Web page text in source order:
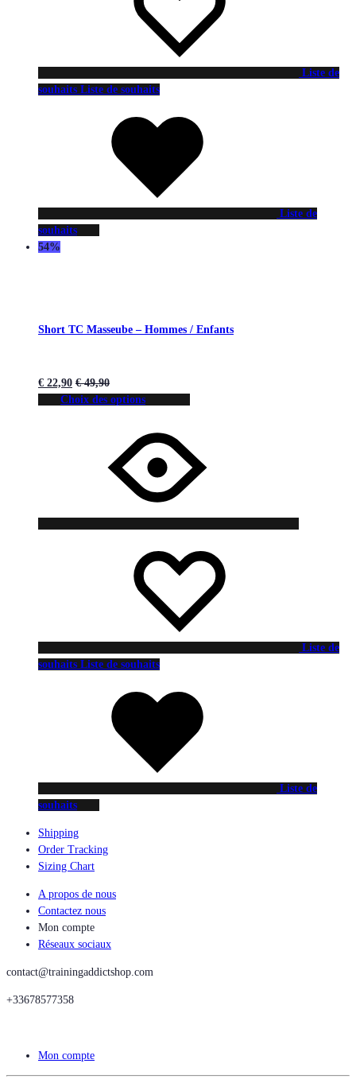
Liste de
souhaits Liste de souhaits
Liste de
souhaits
54%
Short TC Masseube – Hommes / Enfants
€ 22,90 €49,90
Choix des options
Liste de
souhaits Liste de souhaits
Liste de
souhaits
Shipping
Order Tracking
Sizing Chart
A propos de nous
Contactez nous
Mon compte
Réseaux sociaux
contact@trainingaddictshop.com
+33678577358
Mon compte